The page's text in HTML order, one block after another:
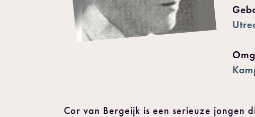
Cor van Bergeijk is een serieuze jongen